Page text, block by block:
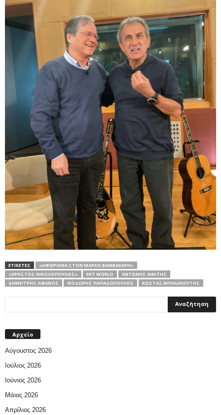
ΕΤΙΚΕΤΕΣ
«ΑΦΙΈΡΩΜΑ ΣΤΟΝ ΜΆΡΚΟ ΒΑΜΒΑΚΆΡΗ»
«ΧΡΉΣΤΟΣ ΝΙΚΟΛΌΠΟΥΛΟΣ»
ERT WORLD
ΑΝΤΏΝΗΣ ΑΙΝΊΤΗΣ
ΔΗΜΉΤΡΗΣ ΛΊΒΑΝΟΣ
ΘΟΔΩΡΉΣ ΠΑΠΑΔΌΠΟΥΛΟΣ ΚΏΣΤΑΣ ΜΠΑΛΑΧΟΎΤΗΣ
Αρχείο
Αύγουστος 2026
Ιούλιος 2026
Ιούνιος 2026
Μάιος 2026
Απρίλιος 2026